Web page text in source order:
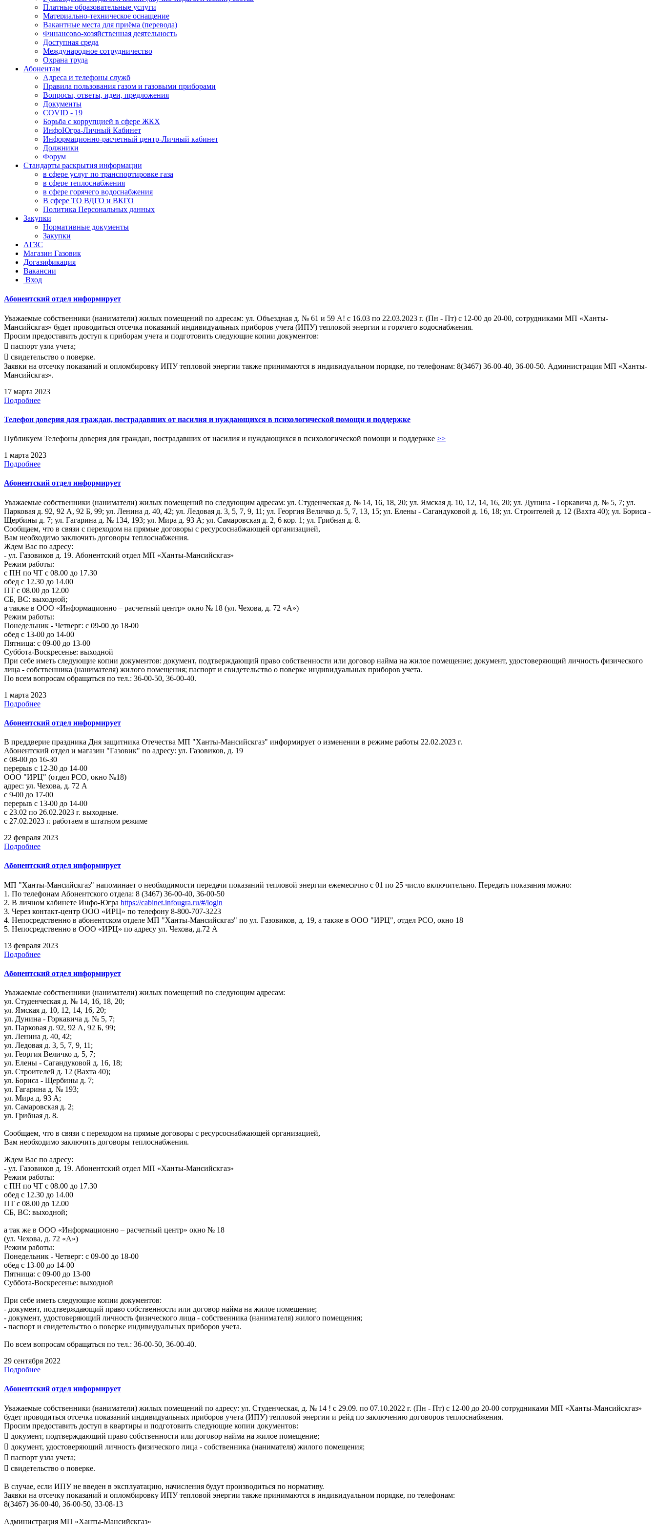
Платные образовательные услуги
Материально-техническое оснащение
Вакантные места для приёма (перевода)
Финансово-хозяйственная деятельность
Доступная среда
Международное сотрудничество
Охрана труда
Абонентам
Адреса и телефоны служб
Правила пользования газом и газовыми приборами
Вопросы, ответы, идеи, предложения
Документы
COVID - 19
Борьба с коррупцией в сфере ЖКХ
ИнфоЮгра-Личный Кабинет
Информационно-расчетный центр-Личный кабинет
Должники
Форум
Стандарты раскрытия информации
в сфере услуг по транспортировке газа
в сфере теплоснабжения
в сфере горячего водоснабжения
В сфере ТО ВДГО и ВКГО
Политика Персональных данных
Закупки
Нормативные документы
Закупки
АГЗС
Магазин Газовик
Догазификация
Вакансии
Вход
Абонентский отдел информирует
Уважаемые собственники (наниматели) жилых помещений по адресам: ул. Объездная д. № 61 и 59 А! с 16.03 по 22.03.2023 г. (Пн - Пт) с 12-00 до 20-00, сотрудниками МП «Ханты-
Мансийскгаз» будет проводиться отсечка показаний индивидуальных приборов учета (ИПУ) тепловой энергии и горячего водоснабжения.
Просим предоставить доступ к приборам учета и подготовить следующие копии документов:
 паспорт узла учета;
 свидетельство о поверке.
Заявки на отсечку показаний и опломбировку ИПУ тепловой энергии также принимаются в индивидуальном порядке, по телефонам: 8(3467) 36-00-40, 36-00-50. Администрация МП «Ханты-
Мансийскгаз».
17 марта 2023
Подробнее
Телефон доверия для граждан, пострадавших от насилия и нуждающихся в психологической помощи и поддержке
Публикуем Телефоны доверия для граждан, пострадавших от насилия и нуждающихся в психологической помощи и поддержке >>
1 марта 2023
Подробнее
Абонентский отдел информирует
Уважаемые собственники (наниматели) жилых помещений по следующим адресам: ул. Студенческая д. № 14, 16, 18, 20; ул. Ямская д. 10, 12, 14, 16, 20; ул. Дунина - Горкавича д. № 5, 7; ул.
Парковая д. 92, 92 А, 92 Б, 99; ул. Ленина д. 40, 42; ул. Ледовая д. 3, 5, 7, 9, 11; ул. Георгия Величко д. 5, 7, 13, 15; ул. Елены - Сагандуковой д. 16, 18; ул. Строителей д. 12 (Вахта 40); ул. Бориса -
Щербины д. 7; ул. Гагарина д. № 134, 193; ул. Мира д. 93 А; ул. Самаровская д. 2, 6 кор. 1; ул. Грибная д. 8.
Сообщаем, что в связи с переходом на прямые договоры с ресурсоснабжающей организацией,
Вам необходимо заключить договоры теплоснабжения.
Ждем Вас по адресу:
- ул. Газовиков д. 19. Абонентский отдел МП «Ханты-Мансийскгаз»
Режим работы:
с ПН по ЧТ с 08.00 до 17.30
обед с 12.30 до 14.00
ПТ с 08.00 до 12.00
СБ, ВС: выходной;
а также в ООО «Информационно – расчетный центр» окно № 18 (ул. Чехова, д. 72 «А»)
Режим работы:
Понедельник - Четверг: с 09-00 до 18-00
обед с 13-00 до 14-00
Пятница: с 09-00 до 13-00
Суббота-Воскресенье: выходной
При себе иметь следующие копии документов: документ, подтверждающий право собственности или договор найма на жилое помещение; документ, удостоверяющий личность физического
лица - собственника (нанимателя) жилого помещения; паспорт и свидетельство о поверке индивидуальных приборов учета.
По всем вопросам обращаться по тел.: 36-00-50, 36-00-40.
1 марта 2023
Подробнее
Абонентский отдел информирует
В преддверие праздника Дня защитника Отечества МП "Ханты-Мансийскгаз" информирует о изменении в режиме работы 22.02.2023 г.
Абонентский отдел и магазин "Газовик" по адресу: ул. Газовиков, д. 19
с 08-00 до 16-30
перерыв с 12-30 до 14-00
ООО "ИРЦ" (отдел РСО, окно №18)
адрес: ул. Чехова, д. 72 А
с 9-00 до 17-00
перерыв с 13-00 до 14-00
с 23.02 по 26.02.2023 г. выходные.
с 27.02.2023 г. работаем в штатном режиме
22 февраля 2023
Подробнее
Абонентский отдел информирует
МП "Ханты-Мансийскгаз" напоминает о необходимости передачи показаний тепловой энергии ежемесячно с 01 по 25 число включительно. Передать показания можно:
1. По телефонам Абонентского отдела: 8 (3467) 36-00-40, 36-00-50
2. В личном кабинете Инфо-Югра https://cabinet.infougra.ru/#/login
3. Через контакт-центр ООО «ИРЦ» по телефону 8-800-707-3223
4. Непосредственно в абонентском отделе МП "Ханты-Мансийскгаз" по ул. Газовиков, д. 19, а также в ООО "ИРЦ", отдел РСО, окно 18
5. Непосредственно в ООО «ИРЦ» по адресу ул. Чехова, д.72 А
13 февраля 2023
Подробнее
Абонентский отдел информирует
Уважаемые собственники (наниматели) жилых помещений по следующим адресам:
ул. Студенческая д. № 14, 16, 18, 20;
ул. Ямская д. 10, 12, 14, 16, 20;
ул. Дунина - Горкавича д. № 5, 7;
ул. Парковая д. 92, 92 А, 92 Б, 99;
ул. Ленина д. 40, 42;
ул. Ледовая д. 3, 5, 7, 9, 11;
ул. Георгия Величко д. 5, 7;
ул. Елены - Сагандуковой д. 16, 18;
ул. Строителей д. 12 (Вахта 40);
ул. Бориса - Щербины д. 7;
ул. Гагарина д. № 193;
ул. Мира д. 93 А;
ул. Самаровская д. 2;
ул. Грибная д. 8.
Сообщаем, что в связи с переходом на прямые договоры с ресурсоснабжающей организацией,
Вам необходимо заключить договоры теплоснабжения.
Ждем Вас по адресу:
- ул. Газовиков д. 19. Абонентский отдел МП «Ханты-Мансийскгаз»
Режим работы:
с ПН по ЧТ с 08.00 до 17.30
обед с 12.30 до 14.00
ПТ с 08.00 до 12.00
СБ, ВС: выходной;
а так же в ООО «Информационно – расчетный центр» окно № 18
(ул. Чехова, д. 72 «А»)
Режим работы:
Понедельник - Четверг: с 09-00 до 18-00
обед с 13-00 до 14-00
Пятница: с 09-00 до 13-00
Суббота-Воскресенье: выходной
При себе иметь следующие копии документов:
- документ, подтверждающий право собственности или договор найма на жилое помещение;
- документ, удостоверяющий личность физического лица - собственника (нанимателя) жилого помещения;
- паспорт и свидетельство о поверке индивидуальных приборов учета.
По всем вопросам обращаться по тел.: 36-00-50, 36-00-40.
29 сентября 2022
Подробнее
Абонентский отдел информирует
Уважаемые собственники (наниматели) жилых помещений по адресу: ул. Студенческая, д. № 14 ! с 29.09. по 07.10.2022 г. (Пн - Пт) с 12-00 до 20-00 сотрудниками МП «Ханты-Мансийскгаз»
будет проводиться отсечка показаний индивидуальных приборов учета (ИПУ) тепловой энергии и рейд по заключению договоров теплоснабжения.
Просим предоставить доступ в квартиры и подготовить следующие копии документов:
 документ, подтверждающий право собственности или договор найма на жилое помещение;
 документ, удостоверяющий личность физического лица - собственника (нанимателя) жилого помещения;
 паспорт узла учета;
 свидетельство о поверке.
В случае, если ИПУ не введен в эксплуатацию, начисления будут производиться по нормативу.
Заявки на отсечку показаний и опломбировку ИПУ тепловой энергии также принимаются в индивидуальном порядке, по телефонам:
8(3467) 36-00-40, 36-00-50, 33-08-13
Администрация МП «Ханты-Мансийскгаз»